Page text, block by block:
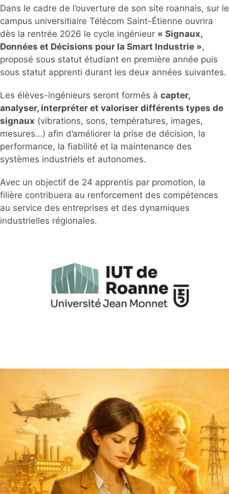
Dans le cadre de l’ouverture de son site roannais, sur le
campus universitiaire Télécom Saint-Étienne ouvrira
dès la rentrée 2026 le cycle ingénieur « Signaux,
Données et Décisions pour la Smart Industrie »,
proposé sous statut étudiant en première année puis
sous statut apprenti durant les deux années suivantes.
Les élèves-ingénieurs seront formés à capter,
analyser, interpréter et valoriser différents types de
signaux (vibrations, sons, températures, images,
mesures…) afin d’améliorer la prise de décision, la
performance, la fiabilité et la maintenance des
systèmes industriels et autonomes.
Avec un objectif de 24 apprentis par promotion, la
filière contribuera au renforcement des compétences
au service des entreprises et des dynamiques
industrielles régionales.